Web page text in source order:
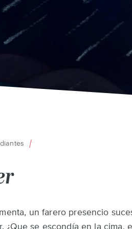
un farero presencio
¿Que se escondía en la cima,